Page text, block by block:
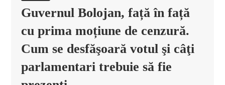
Guvernul Bolojan, față în față
cu prima moțiune de cenzură.
Cum se desfăşoară votul şi câţi
parlamentari trebuie să fie